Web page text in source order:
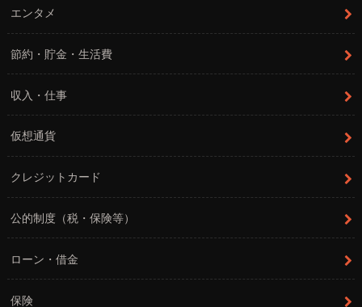
エンタメ
節約・貯金・生活費
収入・仕事
仮想通貨
クレジットカード
公的制度（税・保険等）
ローン・借金
保険